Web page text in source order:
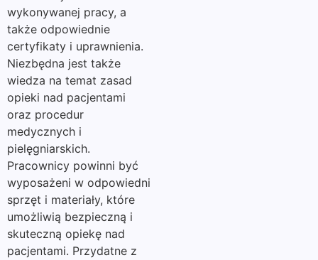
wykonywanej pracy, a
także odpowiednie
certyfikaty i uprawnienia.
Niezbędna jest także
wiedza na temat zasad
opieki nad pacjentami
oraz procedur
medycznych i
pielęgniarskich.
Pracownicy powinni być
wyposażeni w odpowiedni
sprzęt i materiały, które
umożliwią bezpieczną i
skuteczną opiekę nad
pacjentami. Przydatne z